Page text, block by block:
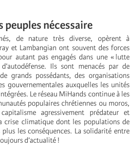
nécessaire
de nature très diverse, opèrent à
et Lambangian ont souvent des forces
autant pas engagés dans une « lutte
Ils sont menacés par de
grands possédants, des organisations
gouvernementales auxquelles les unités
Le réseau MiHands continue à les
populaires chrétiennes ou moros,
agressivement prédateur et
crise climatique dont les populations de
les conséquences. La solidarité entre
d’actualité !